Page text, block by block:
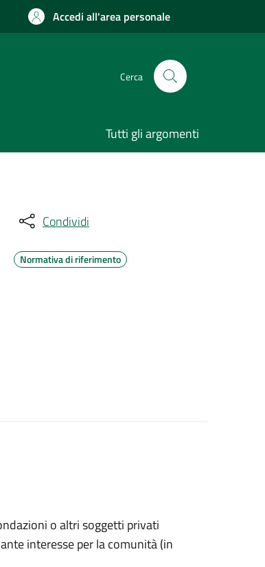
Accedi all'area personale
Cerca
Tutti gli argomenti
Condividi
Normativa di riferimento
o altri soggetti privati
interesse per la comunità (in